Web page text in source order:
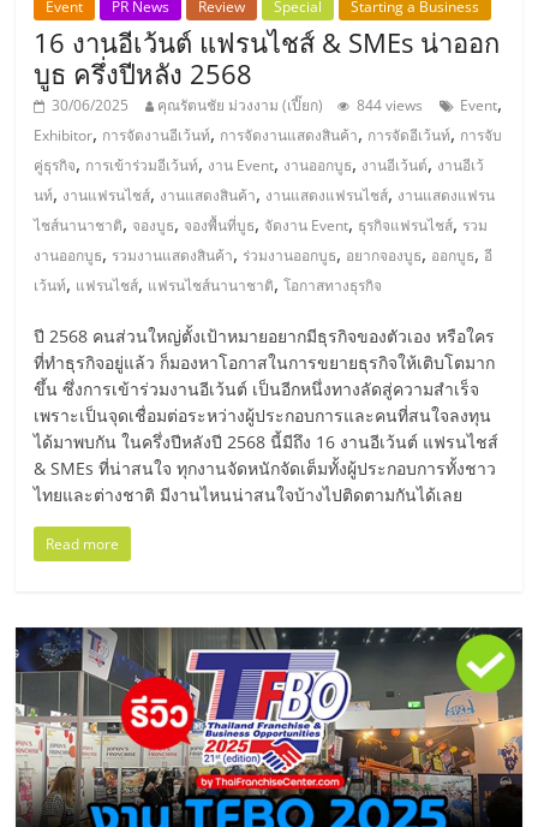
ไว,
ที่
ปรึกษา
การ
ลงทุน
และ
ขยาย
สา
แฟ
รน
ไชส์,
Event PR News Review Special Starting a Business
16 งานอีเว้นต์ แฟรนไชส์ & SMEs น่าออก
บูธ ครึ่งปีหลัง 2568
30/06/2025 คุณรัตนชัย ม่วงงาม (เปี๊ยก) 844 views Event,
Exhibitor, การจัดงานอีเว้นท์, การจัดงานแสดงสินค้า, การจัดอีเว้นท์, การจับ
คู่ธุรกิจ, การเข้าร่วมอีเว้นท์, งาน Event, งานออกบูธ, งานอีเว้นต์, งานอีเว้
นท์, งานแฟรนไชส์, งานแสดงสินค้า, งานแสดงแฟรนไชส์, งานแสดงแฟรน
ไชส์นานาชาติ, จองบูธ, จองพื้นที่บูธ, จัดงาน Event, ธุรกิจแฟรนไชส์, รวม
งานออกบูธ, รวมงานแสดงสินค้า, ร่วมงานออกบูธ, อยากจองบูธ, ออกบูธ,อี
เว้นท์, แฟรนไชส์, แฟรนไชส์นานาชาติ,โอกาสทางธุรกิจ
ปี 2568 คนส่วนใหญ่ตั้งเป้าหมายอยากมีธุรกิจของตัวเอง หรือใคร
ที่ทำธุรกิจอยู่แล้ว ก็มองหาโอกาสในการขยายธุรกิจให้เติบโตมาก
ขึ้น ซึ่งการเข้าร่วมงานอีเว้นต์ เป็นอีกหนึ่งทางลัดสู่ความสำเร็จ
เพราะเป็นจุดเชื่อมต่อระหว่างผู้ประกอบการและคนที่สนใจลงทุน
ได้มาพบกัน ในครึ่งปีหลังปี 2568 นี้มีถึง 16 งานอีเว้นต์ แฟรนไชส์
& SMEs ที่น่าสนใจ ทุกงานจัดหนักจัดเต็มทั้งผู้ประกอบการทั้งชาว
ไทยและต่างชาติ มีงานไหนน่าสนใจบ้างไปติดตามกันได้เลย
Read more